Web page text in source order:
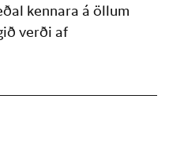
kennara á öllum
verði af